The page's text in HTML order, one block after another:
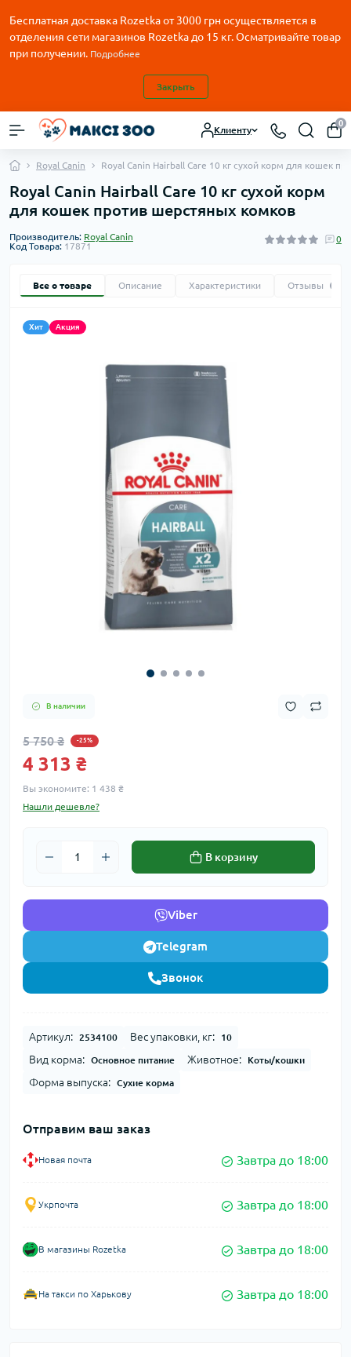
Бесплатная доставка Rozetka от3000 грн осуществляется в
отделения сети магазинов Rozetka до 15 кг. Осматривайте товар
при получении. Подробнее
Закрыть
Клиенту
0
Royal Canin Royal Canin Hairball Care 10 кг сухой корм для кошек
Royal Canin Hairball Care 10 кг сухой корм
для кошек против шерстяных комков
Производитель: Royal Canin
Код Товара: 17871
0
Все о товаре Описание Характеристики Отзывы
Хит Акция
В наличии
5 750 ₴ -25%
4 313 ₴
Вы экономите: 1 438 ₴
Нашли дешевле?
В корзину
Viber
Telegram
Звонок
Артикул: 2534100 Вес упаковки, кг: 10
Вид корма: Основное питание Животное: Коты/кошки
Форма выпуска: Сухие корма
Отправим ваш заказ
Новая почта Завтра до 18:00
Укрпочта Завтра до 18:00
В магазины Rozetka Завтра до 18:00
На такси по Харькову Завтра до 18:00